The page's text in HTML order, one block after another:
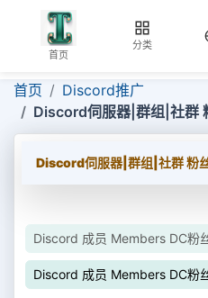
首页
分类
首页
Discord推广
Discord伺服器|群组|社群
Discord伺服器|群组|社群 粉
Discord 成员 Members DC粉
Discord 成员 Members DC粉